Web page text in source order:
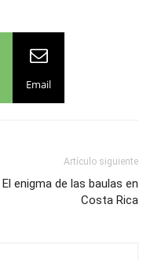
Email
Artículo siguiente
El enigma de las baulas en
Costa Rica